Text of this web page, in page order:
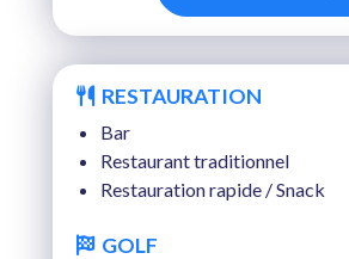
MER. 19 AOÛT 2026
VEN. 21 AOÛT 2026
RESTAURATION
Bar
Restaurant traditionnel
Restauration rapide / Snack
GOLF